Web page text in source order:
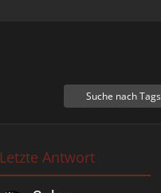
Suche nach Tags
Letzte Antwort